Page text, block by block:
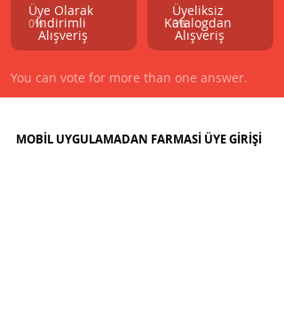
0%
Üye Olarak
İndirimli
Alışveriş
0%
Üyeliksiz
Katalogdan
Alışveriş
You can vote for more than one answer.
MOBİL UYGULAMADAN FARMASİ ÜYE GİRİŞİ